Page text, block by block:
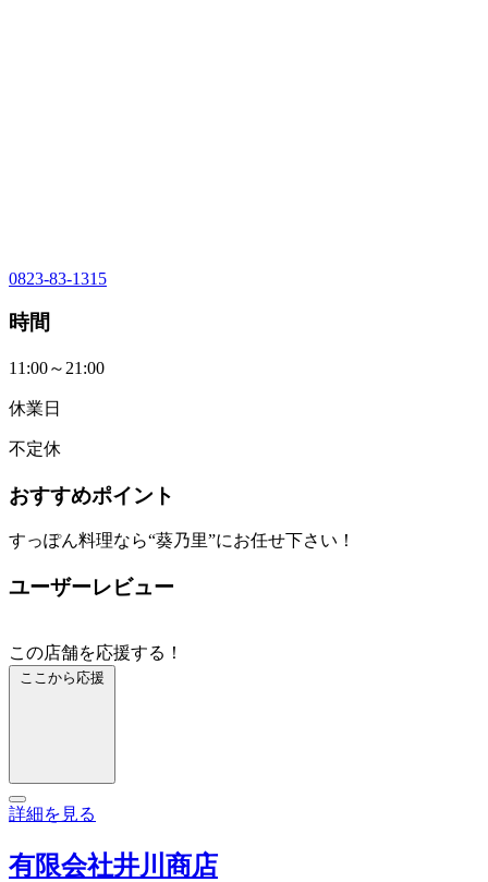
0823-83-1315
時間
11:00～21:00
休業日
不定休
おすすめポイント
すっぽん料理なら“葵乃里”にお任せ下さい！
ユーザーレビュー
この店舗を応援する！
ここから応援
詳細を見る
有限会社井川商店